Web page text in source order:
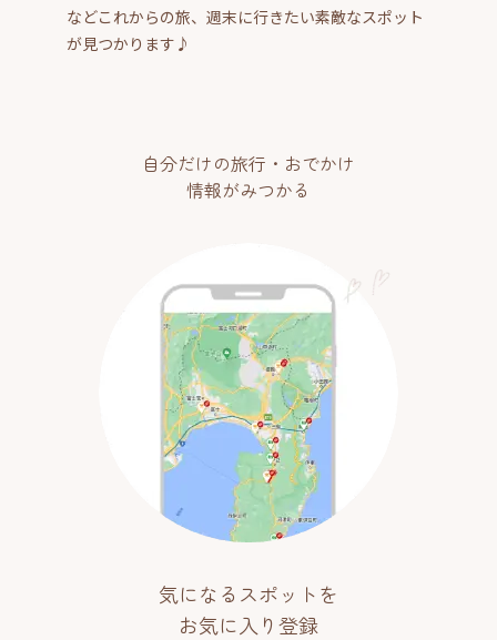
などこれからの旅、週末に行きたい素敵なスポット
が見つかります♪
自分だけの旅行・おでかけ
情報がみつかる
気になるスポットを
お気に入り登録